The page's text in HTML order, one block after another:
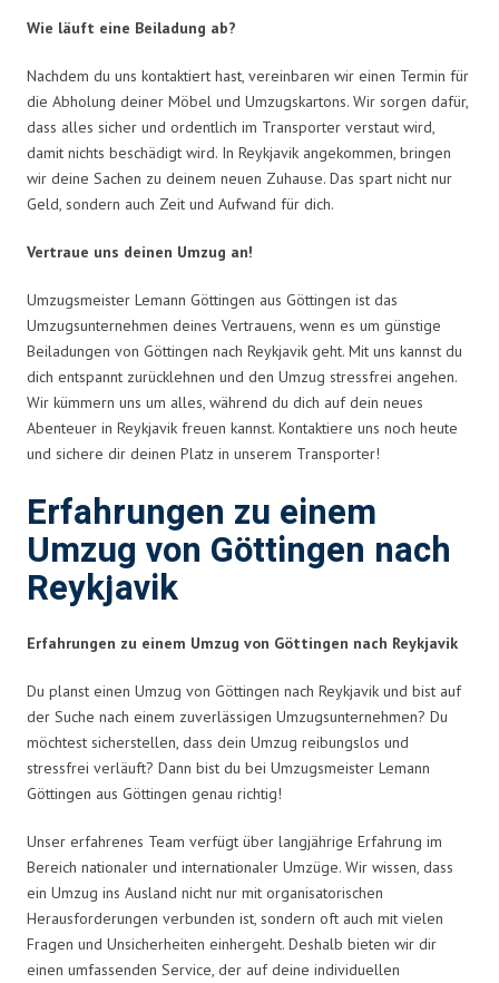
Wie läuft eine Beiladung ab?
Nachdem du uns kontaktiert hast, vereinbaren wir einen Termin für
die Abholung deiner Möbel und Umzugskartons. Wir sorgen dafür,
dass alles sicher und ordentlich im Transporter verstaut wird,
damit nichts beschädigt wird. In Reykjavik angekommen, bringen
wir deine Sachen zu deinem neuen Zuhause. Das spart nicht nur
Geld, sondern auch Zeit und Aufwand für dich.
Vertraue uns deinen Umzug an!
Umzugsmeister Lemann Göttingen aus Göttingen ist das
Umzugsunternehmen deines Vertrauens, wenn es um günstige
Beiladungen von Göttingen nach Reykjavik geht. Mit uns kannst du
dich entspannt zurücklehnen und den Umzug stressfrei angehen.
Wir kümmern uns um alles, während du dich auf dein neues
Abenteuer in Reykjavik freuen kannst. Kontaktiere uns noch heute
und sichere dir deinen Platz in unserem Transporter!
Erfahrungen zu einem
Umzug von Göttingen nach
Reykjavik
Erfahrungen zu einem Umzug von Göttingen nach Reykjavik
Du planst einen Umzug von Göttingen nach Reykjavik und bist auf
der Suche nach einem zuverlässigen Umzugsunternehmen? Du
möchtest sicherstellen, dass dein Umzug reibungslos und
stressfrei verläuft? Dann bist du bei Umzugsmeister Lemann
Göttingen aus Göttingen genau richtig!
Unser erfahrenes Team verfügt über langjährige Erfahrung im
Bereich nationaler und internationaler Umzüge. Wir wissen, dass
ein Umzug ins Ausland nicht nur mit organisatorischen
Herausforderungen verbunden ist, sondern oft auch mit vielen
Fragen und Unsicherheiten einhergeht. Deshalb bieten wir dir
einen umfassenden Service, der auf deine individuellen